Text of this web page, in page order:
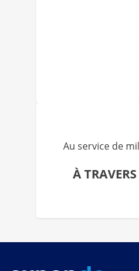
Au service de
À